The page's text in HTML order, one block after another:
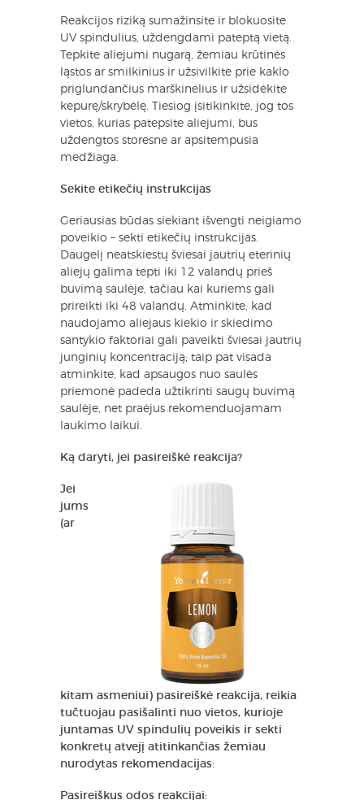
Reakcijos riziką sumažinsite ir blokuosite
UV spindulius, uždengdami pateptą vietą.
Tepkite aliejumi nugarą, žemiau krūtinės
ląstos ar smilkinius ir užsivilkite prie kaklo
priglundančius marškinėlius ir užsidėkite
kepurę/skrybėlę. Tiesiog įsitikinkite, jog tos
vietos, kurias patepsite aliejumi, bus
uždengtos storesne ar apsitempusia
medžiaga.
Sekite etikečių instrukcijas
Geriausias būdas siekiant išvengti neigiamo
poveikio – sekti etikečių instrukcijas.
Daugelį neatskiestų šviesai jautrių eterinių
aliejų galima tepti iki 12 valandų prieš
buvimą saulėje, tačiau kai kuriems gali
prireikti iki 48 valandų. Atminkite, kad
naudojamo aliejaus kiekio ir skiedimo
santykio faktoriai gali paveikti šviesai jautrių
junginių koncentraciją; taip pat visada
atminkite, kad apsaugos nuo saulės
priemonė padeda užtikrinti saugų buvimą
saulėje, net praėjus rekomenduojamam
laukimo laikui.
Ką daryti, jei pasireiškė reakcija?
Jei
jums
(ar
kitam asmeniui) pasireiškė reakcija, reikia
tučtuojau pasišalinti nuo vietos, kurioje
juntamas UV spindulių poveikis ir sekti
konkretų atvejį atitinkančias žemiau
nurodytas rekomendacijas:
Pasireiškus odos reakcijai: